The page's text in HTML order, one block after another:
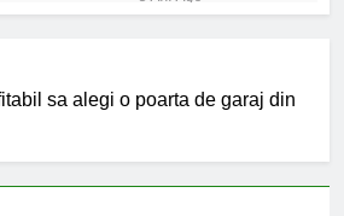
argint
Lucruri esentiale
meu
6 Ani Ago
sa alegi o poarta de garaj din